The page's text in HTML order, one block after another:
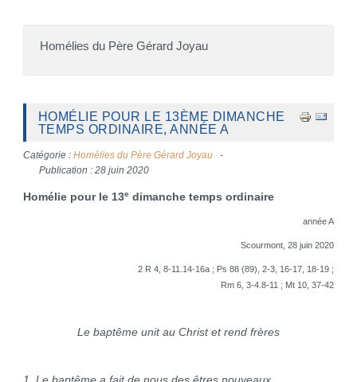
Homélies du Père Gérard Joyau
HOMÉLIE POUR LE 13ÈME DIMANCHE
TEMPS ORDINAIRE, ANNÉE A
Catégorie : Homélies du Père Gérard Joyau
Publication : 28 juin 2020
Homélie pour le 13edimanche temps ordinaire
année A
Scourmont, 28 juin 2020
2 R 4, 8-11.14-16a ; Ps 88 (89), 2-3, 16-17, 18-19 ;
Rm 6, 3-4.8-11 ; Mt 10, 37-42
Le baptême unit au Christ et rend frères